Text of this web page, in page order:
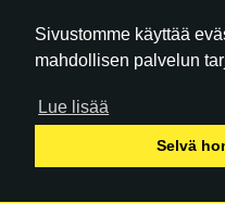
Sivustomme käyttää
mahdollisen palvelun
Lue lisää
Selvä